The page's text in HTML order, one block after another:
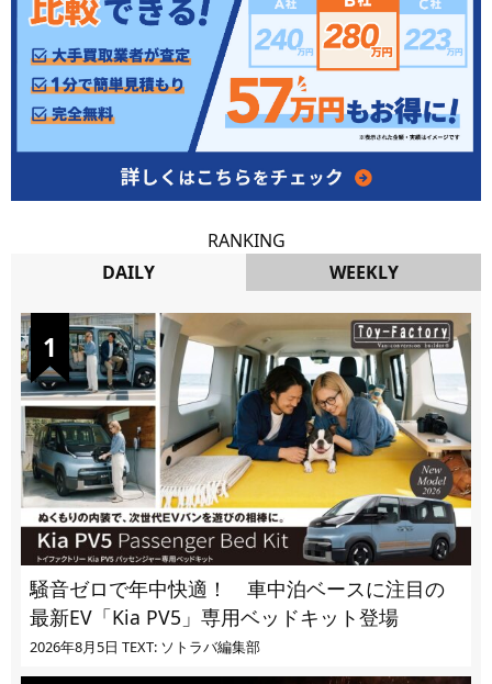
RANKING
DAILY
WEEKLY
騒音ゼロで年中快適！ 車中泊ベースに注目の
最新EV「Kia PV5」専用ベッドキット登場
2026年8月5日 TEXT: ソトラバ編集部